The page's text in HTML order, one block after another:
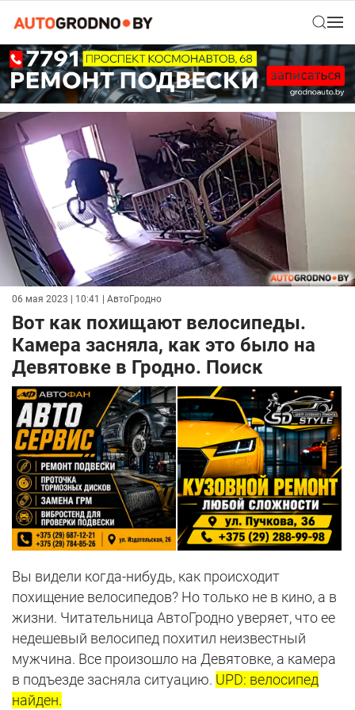
06 мая 2023 | 10:41 | АвтоГродно
Вот как похищают велосипеды.
Камера засняла, как это было на
Девятовке в Гродно. Поиск
Вы видели когда-нибудь, как происходит
похищение велосипедов? Но только не в кино, а в
жизни. Читательница АвтоГродно уверяет, что ее
недешевый велосипед похитил неизвестный
мужчина. Все произошло на Девятовке, а камера
в подъезде засняла ситуацию. UPD: велосипед
найден.